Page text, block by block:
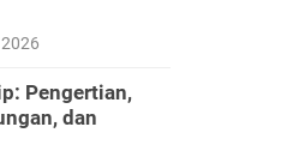
Pengertian,
dan